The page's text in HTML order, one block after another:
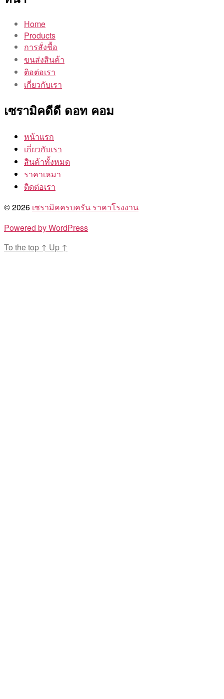
Home
Products
การสั่งชื้อ
ขนส่งสินค้า
ติอต่อเรา
เกี่ยวกับเรา
เซรามิคดีดี ดอท คอม
หน้าแรก
เกี่ยวกับเรา
สินค้าทั้งหมด
ราคาเหมา
ติดต่อเรา
© 2026 เซรามิคครบครัน ราคาโรงงาน
Powered by WordPress
To the top ↑ Up ↑